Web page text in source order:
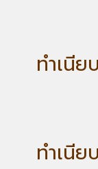
ทำเนีย
ทำเนีย